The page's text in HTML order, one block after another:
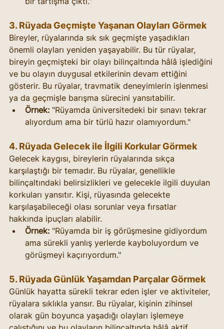
3. Rüyada Geçmişte Yaşanan Olayları Görmek
Bireyler, rüyalarında sık sık geçmişte yaşadıkları
önemli olayları yeniden yaşayabilir. Bu tür rüyalar,
bireyin geçmişteki bir olayı bilinçaltında hâlâ işlediğini
ve bu olayın duygusal etkilerinin devam ettiğini
gösterir. Bu rüyalar, travmatik deneyimlerin işlenmesi
ya da geçmişle barışma sürecini yansıtabilir.
Örnek: "Rüyamda üniversitedeki bir sınavı tekrar
alıyordum ama bir türlü hazır olamıyordum."
4. Rüyada Gelecek ile İlgili Korkular Görmek
Gelecek kaygısı, bireylerin rüyalarında sıkça
karşılaştığı bir temadır. Bu rüyalar, genellikle
bilinçaltındaki belirsizlikleri ve gelecekle ilgili duyulan
korkuları yansıtır. Kişi, rüyasında gelecekte
karşılaşabileceği olası sorunlar veya fırsatlar
hakkında ipuçları alabilir.
Örnek: "Rüyamda bir iş görüşmesine gidiyordum
ama sürekli yanlış yerlerde kayboluyordum ve
görüşmeyi kaçırıyordum."
5. Rüyada Günlük Yaşamdan Parçalar Görmek
Günlük hayatta sürekli tekrar eden işler ve aktiviteler,
rüyalara sıklıkla yansır. Bu rüyalar, kişinin zihinsel
olarak gün boyunca yaşadığı olayları işlemeye